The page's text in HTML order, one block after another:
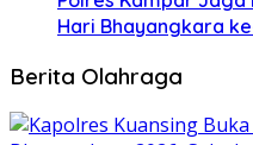
Hari Bhayangkara
Berita Olahraga